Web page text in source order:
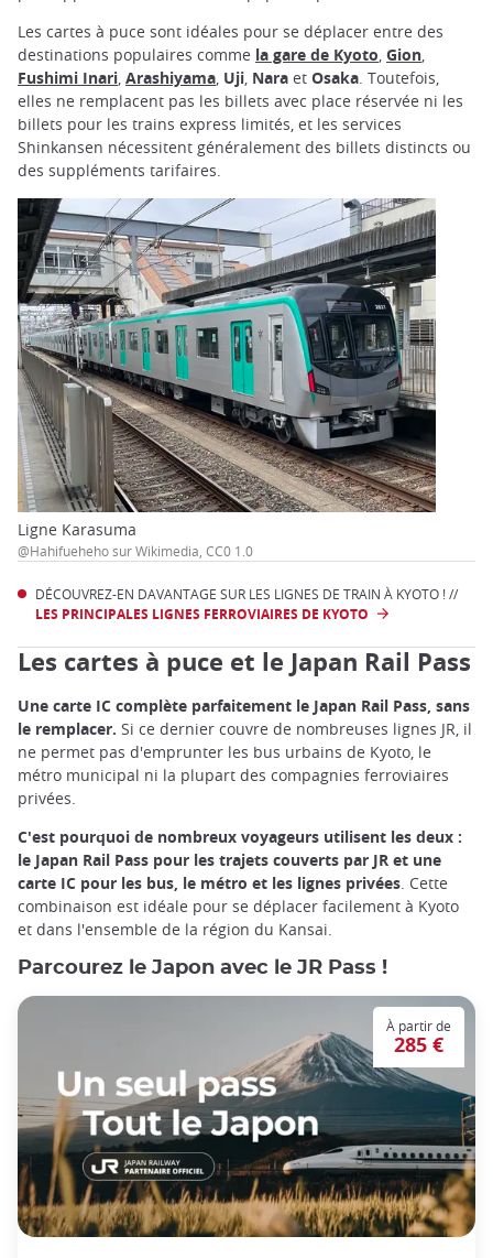
Les cartes à puce sont idéales pour se déplacer entre des
destinations populaires comme la gare de Kyoto, Gion,
Fushimi Inari, Arashiyama, Uji, Nara et Osaka. Toutefois,
elles ne remplacent pas les billets avec place réservée ni les
billets pour les trains express limités, et les services
Shinkansen nécessitent généralement des billets distincts ou
des suppléments tarifaires.
Ligne Karasuma
@Hahifueheho sur Wikimedia, CC0 1.0
DÉCOUVREZ-EN DAVANTAGE SUR LES LIGNES DE TRAIN À KYOTO ! //
LES PRINCIPALES LIGNES FERROVIAIRES DE KYOTO
Les cartes à puce et le Japan Rail Pass
Une carte IC complète parfaitement le Japan Rail Pass, sans
le remplacer. Si ce dernier couvre de nombreuses lignes JR, il
ne permet pas d'emprunter les bus urbains de Kyoto, le
métro municipal ni la plupart des compagnies ferroviaires
privées.
C'est pourquoi de nombreux voyageurs utilisent les deux :
le Japan Rail Pass pour les trajets couverts par JR et une
carte IC pour les bus, le métro et les lignes privées . Cette
combinaison est idéale pour se déplacer facilement à Kyoto
et dans l'ensemble de la région du Kansai.
Parcourez le Japon avec le JR Pass !
À partir de
285 €